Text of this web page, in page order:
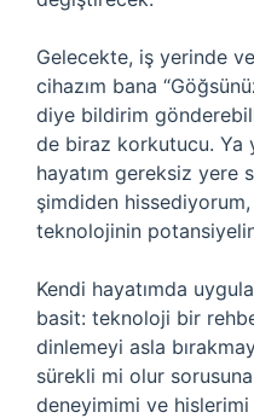
Gelecekte, iş yerinde
cihazım bana
diye bildirim
de biraz korkutucu. Ya
hayatım gereksiz yere
şimdiden
teknolojinin
Kendi hayatımda
basit: teknoloji bir
dinlemeyi asla
sürekli mi olur
deneyimimi ve